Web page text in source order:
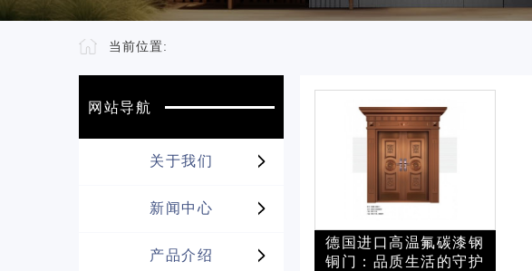
当前位置:
网站导航
关于我们
新闻中心
产品介绍
德国进口高温氟碳漆钢
铜门：品质生活的守护